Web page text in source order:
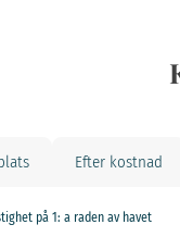
Efter kostnad
på 1: a raden av havet